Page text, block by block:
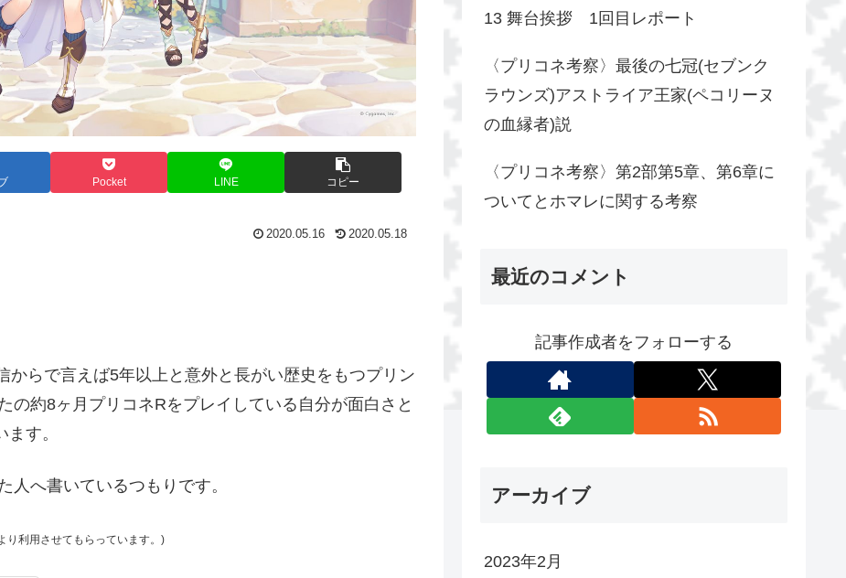
Pocket LINE コピー
2020.05.16 2020.05.18
からで言えば5年以上と意外と長がい歴史をもつプリン
の約8ヶ月プリコネRをプレイしている自分が面白さと
す。
人へ書いているつもりです。
り利用させてもらっています。)
13 舞台挨拶 1回目レポート
〈プリコネ考察〉最後の七冠(セブンク
ラウンズ)アストライア王家(ペコリーヌ
の血縁者)説
〈プリコネ考察〉第2部第5章、第6章に
ついてとホマレに関する考察
最近のコメント
記事作成者をフォローする
アーカイブ
2023年2月